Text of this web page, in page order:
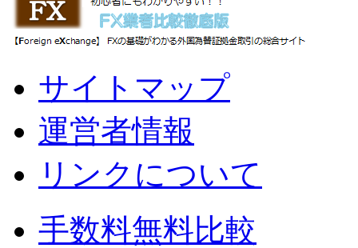
サイトマップ
運営者情報
リンクについて
手数料無料比較